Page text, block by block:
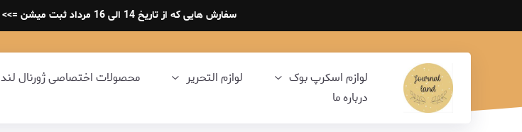
سفارش هایی که از تاریخ 14 الی 16 مرداد ثبت میشن =>> همگی 17 مرداد تحویل پست میشه .
لوازم اسکرپ بوک لوازم التحریر محصولات اختصاصی ژورنال لند
درباره ما